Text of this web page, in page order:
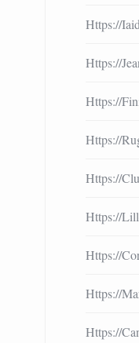
Https://
Https://
Https://
Https://
Https://
Https://
Https://
Https://
Https://